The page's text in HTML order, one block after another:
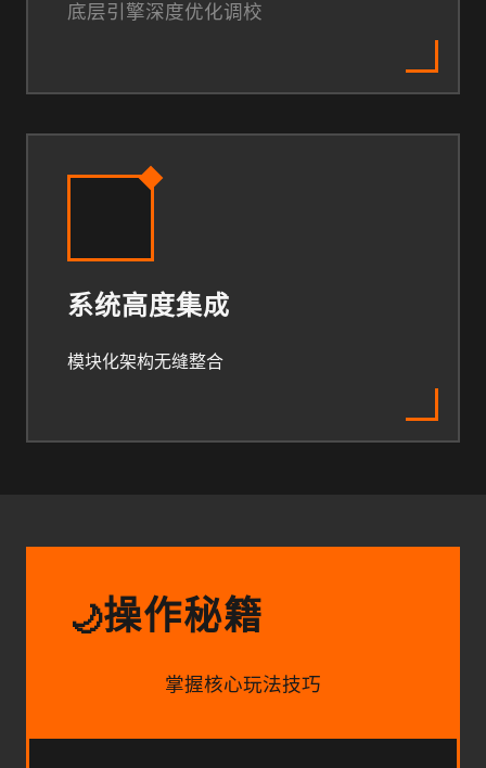
底层引擎深度优化调校
系统高度集成
模块化架构无缝整合
🌙操作秘籍
掌握核心玩法技巧